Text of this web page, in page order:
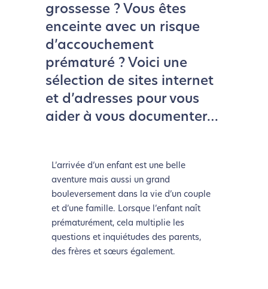
grossesse ? Vous êtes
enceinte avec un risque
d’accouchement
prématuré ? Voici une
sélection de sites internet
et d’adresses pour vous
aider à vous documenter…
L’arrivée d’un enfant est une belle
aventure mais aussi un grand
bouleversement dans la vie d’un couple
et d’une famille. Lorsque l’enfant naît
prématurément, cela multiplie les
questions et inquiétudes des parents,
des frères et sœurs également.